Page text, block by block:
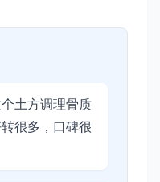
土方调理骨质
很多，口碑很